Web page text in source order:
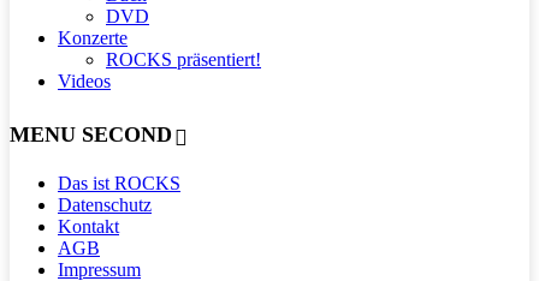
DVD
Konzerte
ROCKS präsentiert!
Videos
MENU SECOND
Das ist ROCKS
Datenschutz
Kontakt
AGB
Impressum